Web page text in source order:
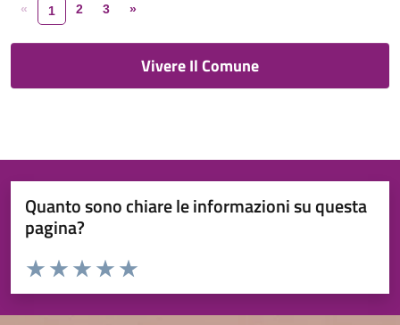
« 1 2 3 »
Vivere Il Comune
Quanto sono chiare le informazioni su questa
pagina?
Valuta da 1 a 5 stelle la pagina
Valuta 5 stelle su 5
Valuta 4 stelle su 5
Valuta 3 stelle su 5
Valuta 2 stelle su 5
Valuta 1 stelle su 5